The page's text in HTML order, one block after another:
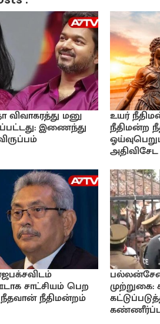
விவாகரத்து மனு
இணைந்து
உயர்
நீதிமன்ற
சாட்சியம் பெற
நீதிமன்றம்